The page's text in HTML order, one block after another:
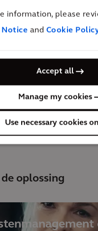
information, please
Notice and Cookie
Accept all
Manage my cookies
Use necessary cookies
en -capaciteit met
metronetwerk
culturele instellingen
en sneller bereikbaar.
oplossing